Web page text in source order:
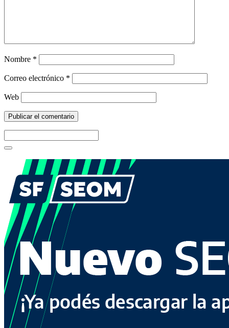
Nombre *
Correo electrónico *
Web